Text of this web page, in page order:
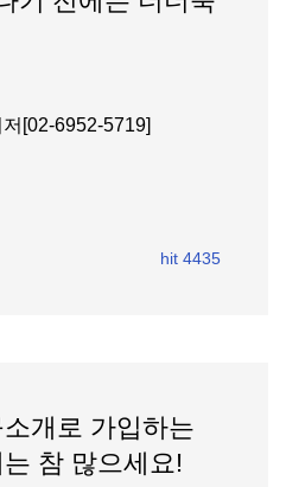
[02-6952-5719]
hit 4435
개로 가입하는
참 많으세요!